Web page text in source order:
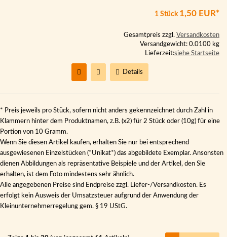
1 Stück 1,50 EUR*
Gesamtpreis zzgl. Versandkosten
Versandgewicht: 0.0100 kg
Lieferzeit:siehe Startseite
Details
* Preis jeweils pro Stück, sofern nicht anders gekennzeichnet durch Zahl in
Klammern hinter dem Produktnamen, z.B. (x2) für 2 Stück oder (10g) für eine
Portion von 10 Gramm.
Wenn Sie diesen Artikel kaufen, erhalten Sie nur bei entsprechend
ausgewiesenen Einzelstücken (*Unikat*) das abgebildete Exemplar. Ansonsten
dienen Abbildungen als repräsentative Beispiele und der Artikel, den Sie
erhalten, ist dem Foto mindestens sehr ähnlich.
Alle angegebenen Preise sind Endpreise zzgl. Liefer-/Versandkosten. Es
erfolgt kein Ausweis der Umsatzsteuer aufgrund der Anwendung der
Kleinunternehmerregelung gem. § 19 UStG.